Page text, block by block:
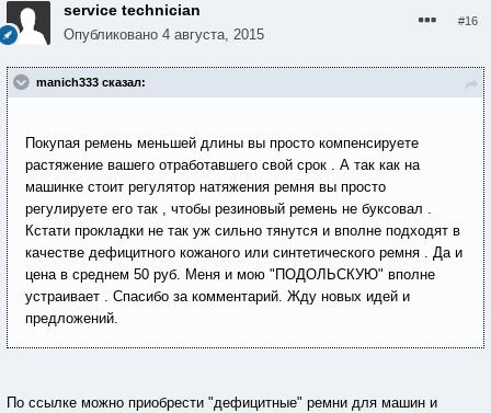
service technician
Опубликовано 4 августа, 2015
#16
manich333 сказал:
Покупая ремень меньшей длины вы просто компенсируете
растяжение вашего отработавшего свой срок . А так как на
машинке стоит регулятор натяжения ремня вы просто
регулируете его так , чтобы резиновый ремень не буксовал .
Кстати прокладки не так уж сильно тянутся и вполне подходят в
качестве дефицитного кожаного или синтетического ремня . Да и
цена в среднем 50 руб. Меня и мою "ПОДОЛЬСКУЮ" вполне
устраивает . Спасибо за комментарий. Жду новых идей и
предложений.
По ссылке можно приобрести "дефицитные" ремни для машин и